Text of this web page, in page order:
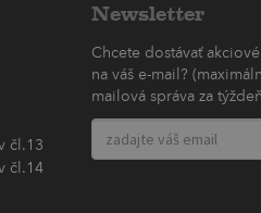
čl.13
čl.14
Newsletter
Chcete dostávať
na váš e-mail?
mailová správa za